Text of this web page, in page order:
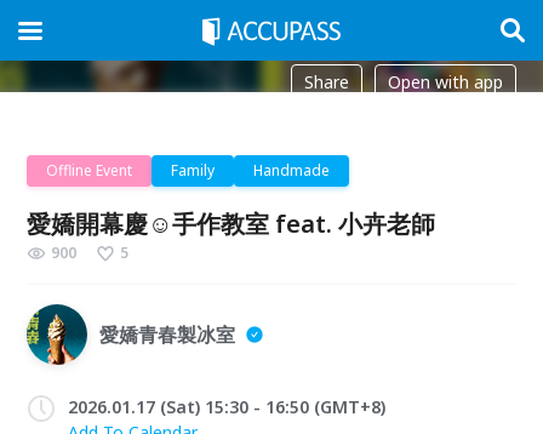
Share Open with app
Offline Event Family Handmade
愛嬌開幕慶☺手作教室 feat. 小卉老師
900 5
愛嬌青春製冰室
2026.01.17 (Sat) 15:30 - 16:50 (GMT+8)